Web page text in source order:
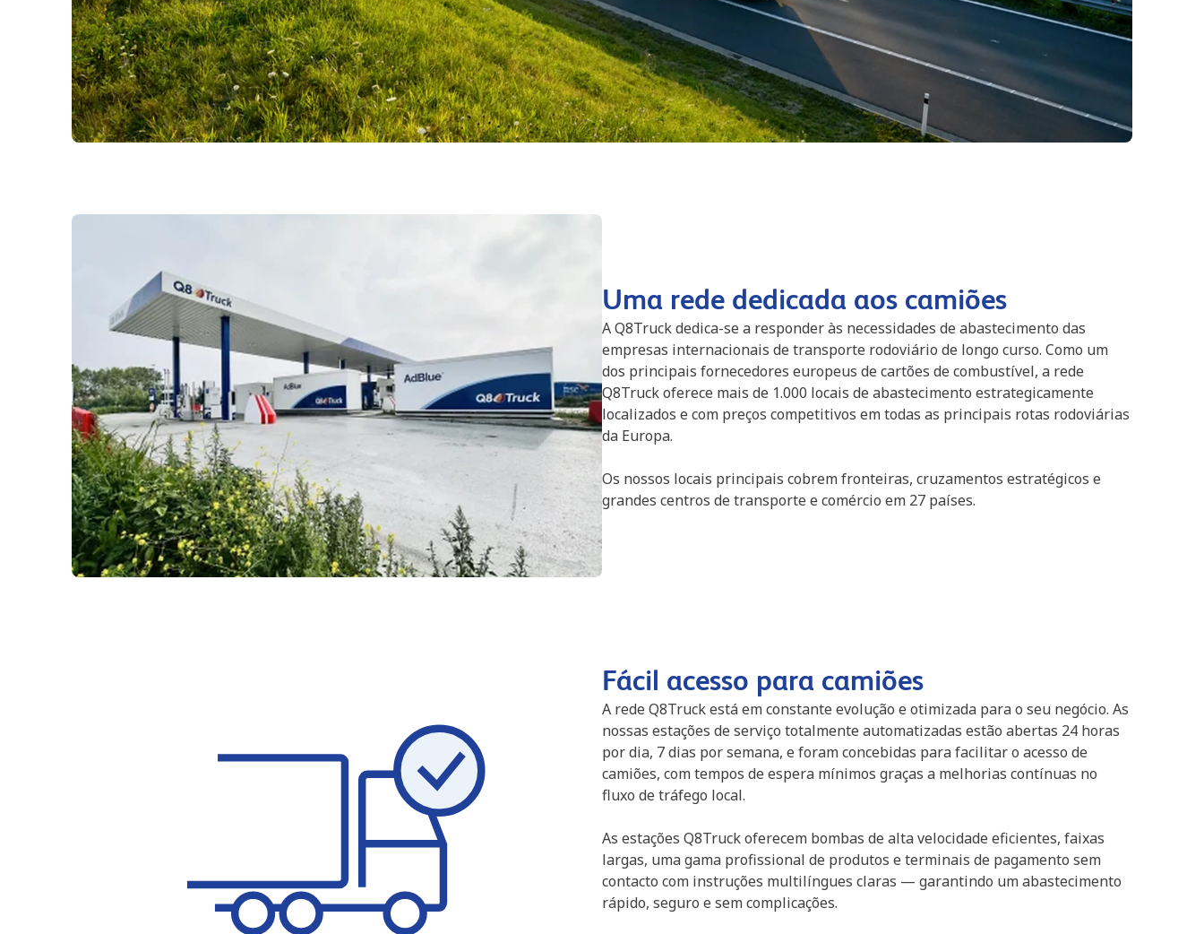
Uma rede dedicada aos camiões
A Q8Truck dedica-se a responder às necessidades de abastecimento das
empresas internacionais de transporte rodoviário de longo curso. Como um
dos principais fornecedores europeus de cartões de combustível, a rede
Q8Truck oferece mais de 1.000 locais de abastecimento estrategicamente
localizados e com preços competitivos em todas as principais rotas rodoviárias
da Europa.
Os nossos locais principais cobrem fronteiras, cruzamentos estratégicos e
grandes centros de transporte e comércio em 27 países.
Fácil acesso para camiões
A rede Q8Truck está em constante evolução e otimizada para o seu negócio. As
nossas estações de serviço totalmente automatizadas estão abertas 24 horas
por dia, 7 dias por semana, e foram concebidas para facilitar o acesso de
camiões, com tempos de espera mínimos graças a melhorias contínuas no
fluxo de tráfego local.
As estações Q8Truck oferecem bombas de alta velocidade eficientes, faixas
largas, uma gama profissional de produtos e terminais de pagamento sem
contacto com instruções multilíngues claras — garantindo um abastecimento
rápido, seguro e sem complicações.